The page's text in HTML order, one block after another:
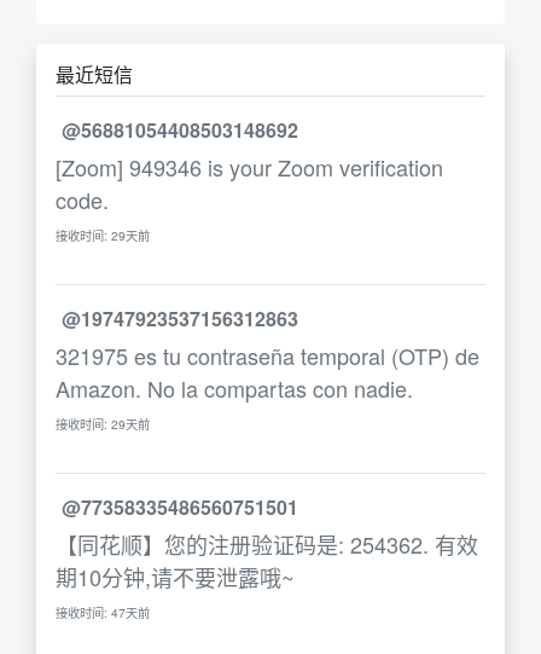
最近短信
@56881054408503148692
[Zoom] 949346 is your Zoom verification
code.
接收时间: 29天前
@19747923537156312863
321975 es tu contraseña temporal (OTP) de
Amazon. No la compartas con nadie.
接收时间: 29天前
@77358335486560751501
【同花顺】您的注册验证码是: 254362. 有效
期10分钟,请不要泄露哦~
接收时间: 47天前